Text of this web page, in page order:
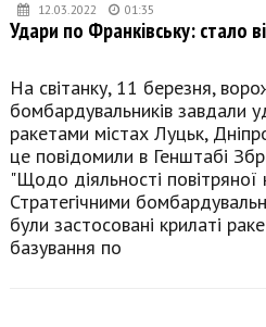
12.03.2022 01:35
Удари по Франківську: стало
На світанку, 11 березня,
бомбардувальників завдали
ракетами містах Луцьк,
це повідомили в Генштабі
"Щодо діяльності
Стратегічними
були застосовані крилаті
базування по